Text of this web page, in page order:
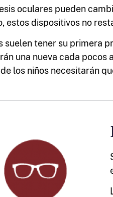
oculares pueden
estos dispositivos no
suelen tener su primera
una nueva cada pocos
los niños necesitarán